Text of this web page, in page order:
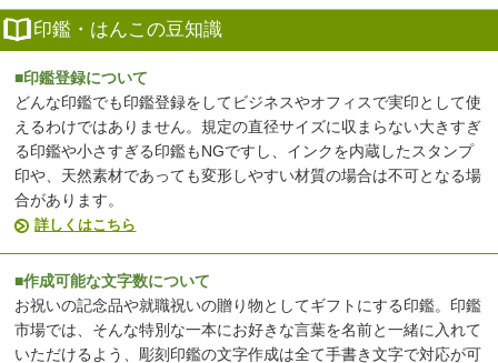
印鑑・はんこの豆知識
■印鑑登録について
どんな印鑑でも印鑑登録をしてビジネスやオフィスで実印として使
えるわけではありません。規定の直径サイズに収まらない大きすぎ
る印鑑や小さすぎる印鑑もNGですし、インクを内蔵したスタンプ
印や、天然素材であっても変形しやすい材質の場合は不可となる場
合があります。
詳しくはこちら
■作成可能な文字数について
お祝いの記念品や就職祝いの贈り物としてギフトにする印鑑。印鑑
市場では、そんな特別な一本にお好きな言葉を名前と一緒に入れて
いただけるよう、彫刻印鑑の文字作成は全て手書き文字で対応が可